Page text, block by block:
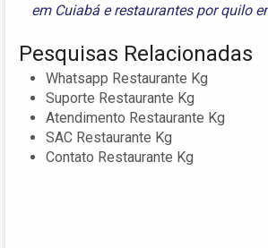
em Cuiabáerestaurantes por quilo
Pesquisas Relacionadas
Whatsapp Restaurante Kg
Suporte Restaurante Kg
Atendimento Restaurante Kg
SAC Restaurante Kg
Contato Restaurante Kg